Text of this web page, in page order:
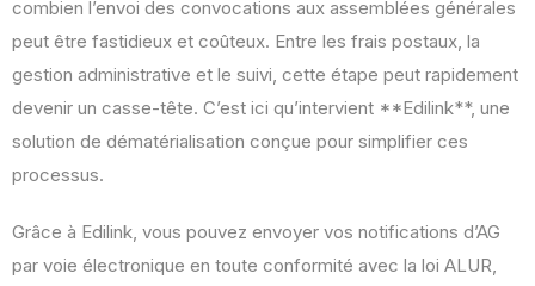
combien l’envoi des convocations aux assemblées générales
peut être fastidieux et coûteux. Entre les frais postaux, la
gestion administrative et le suivi, cette étape peut rapidement
devenir un casse-tête. C’est ici qu’intervient **Edilink**, une
solution de dématérialisation conçue pour simplifier ces
processus.
Grâce à Edilink, vous pouvez envoyer vos notifications d’AG
par voie électronique en toute conformité avec la loi ALUR,